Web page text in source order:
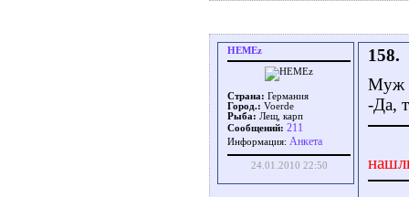
HEMEz
Страна: Германия
Город.: Voerde
Рыба: Лещ, карп
Сообщений: 211
Информация: Aнкета
24.01.2010 22:50
158.
Муж
-Да,